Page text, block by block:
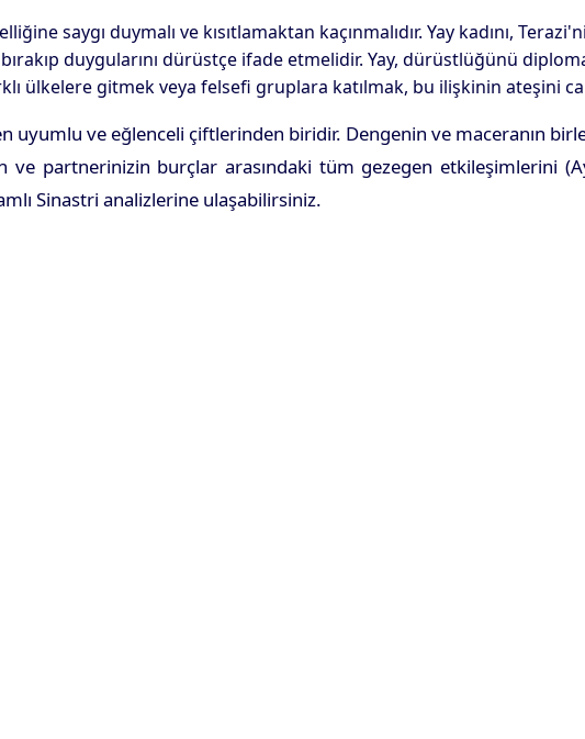
saygı duymalı ve kısıtlamaktan kaçınmalıdır. Yay kadını,
duygularını dürüstçe ifade etmelidir. Yay, dürüstlüğünü
ülkelere gitmek veya felsefi gruplara katılmak, bu ilişkinin ateşini
uyumlu ve eğlenceli çiftlerinden biridir. Dengenin ve maceranın
ve partnerinizin burçlar arasındaki tüm gezegen etkileşimlerini
Sinastri analizlerine ulaşabilirsiniz.